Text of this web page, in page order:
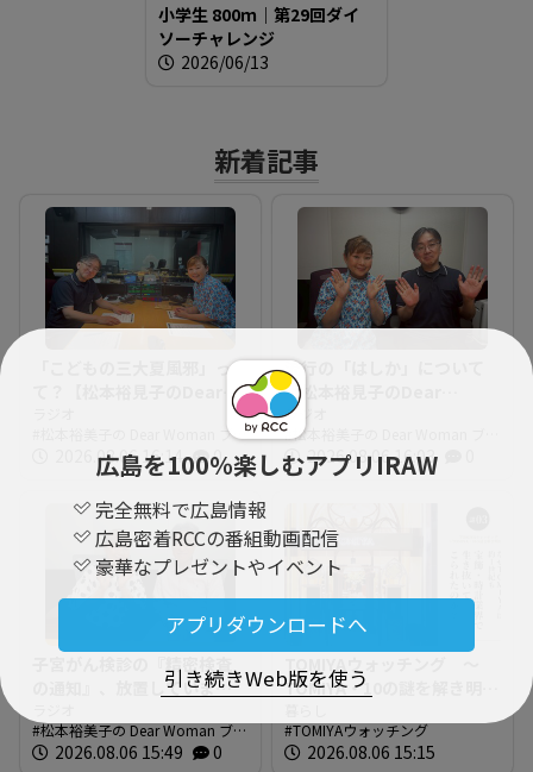
広島を100％楽しむアプリIRAW
完全無料で広島情報
広島密着RCCの番組動画配信
豪華なプレゼントやイベント
アプリダウンロードへ
引き続きWeb版を使う
小学生 800ｍ｜第29回ダイ
ソーチャレンジ
2026/06/13
新着記事
「こどもの三大夏風邪」っ
松本裕美子の Dear Woman ブロ
2026.08.06 16:14 0
流行の「はしか」について
【松本裕見子のDear
Woman】
ラジオ
松本裕美子の Dear Woman ブロ
グ 2026.08.06 16:03
子宮がん検診の『精密検査
の通知』、放置していませ
Woman】
松本裕美子の Dear Woman ブロ
グ 2026.08.06 15:49 0
TOMIYA・10の謎を解き明か
約1世紀も宝飾・時計業界で
生き抜いてこられたの
TOMIYAウォッチング
2026.08.06 15:15